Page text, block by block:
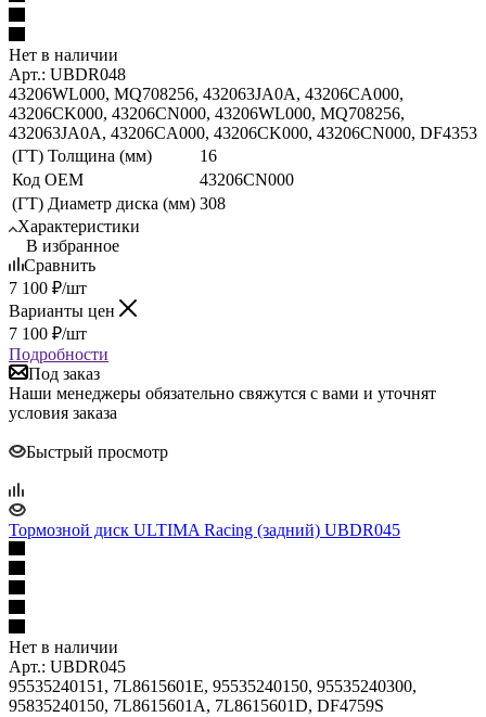
Нет в наличии
Арт.: UBDR048
43206WL000, MQ708256, 432063JA0A, 43206CA000,
43206CK000, 43206CN000, 43206WL000, MQ708256,
432063JA0A, 43206CA000, 43206CK000, 43206CN000, DF4353
(ГТ) Толщина (мм)
16
Код ОЕМ
43206CN000
(ГТ) Диаметр диска (мм) 308
Характеристики
В избранное
Сравнить
7 100 ₽/шт
Варианты цен
7 100 ₽/шт
Подробности
Под заказ
Наши менеджеры обязательно свяжутся с вами и уточнят
условия заказа
Быстрый просмотр
Тормозной диск ULTIMA Racing (задний) UBDR045
Нет в наличии
Арт.: UBDR045
95535240151, 7L8615601E, 95535240150, 95535240300,
95835240150, 7L8615601A, 7L8615601D, DF4759S